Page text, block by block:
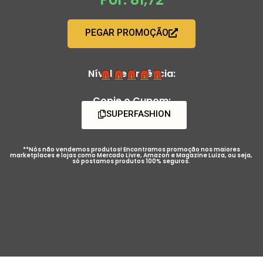
PEGAR PROMOÇÃO
Nível de Urgência:
Copie o Cupom:
SUPERFASHION
**Nós não vendemos produtos! Encontramos promoção nos maiores
marketplaces e lojas como Mercado Livre, Amazon e Magazine Luiza, ou seja,
só postamos produtos 100% seguros.